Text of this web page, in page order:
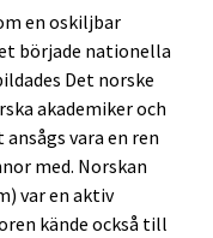
en oskiljbar
började nationella
Det norske
akademiker och
vara en ren
med. Norskan
var en aktiv
kände också till